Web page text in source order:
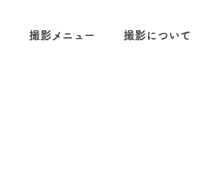
撮影メニュー 撮影について